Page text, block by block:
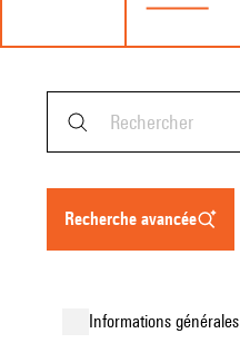
recherche avancée
informations générales